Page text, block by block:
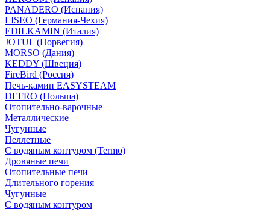
PANADERO (Испания)
LISEO (Германия-Чехия)
EDILKAMIN (Италия)
JOTUL (Норвегия)
MORSO (Дания)
KEDDY (Швеция)
FireBird (Россия)
Печь-камин EASYSTEAM
DEFRO (Польша)
Отопительно-варочные
Металлические
Чугунные
Пеллетные
С водяным контуром (Termo)
Дровяные печи
Отопительные печи
Длительного горения
Чугунные
C водяным контуром